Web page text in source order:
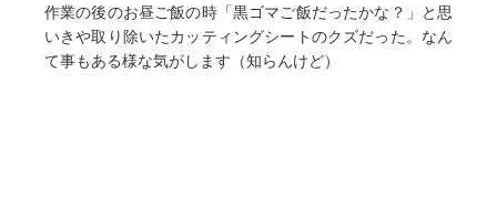
作業の後のお昼ご飯の時「黒ゴマご飯だったかな？」と思
いきや取り除いたカッティングシートのクズだった。なん
て事もある様な気がします（知らんけど）